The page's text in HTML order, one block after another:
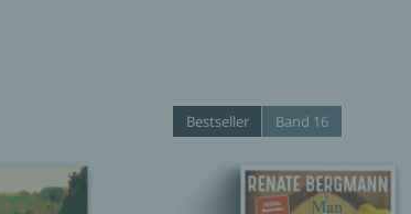
Bestseller Band 16